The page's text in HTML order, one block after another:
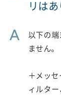
リは
A
以下の
ません。
＋メッ
ィルタ